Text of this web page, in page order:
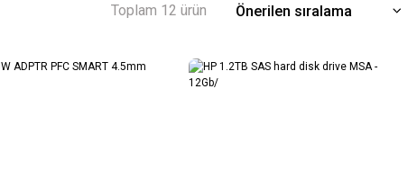
Toplam 12 ürün